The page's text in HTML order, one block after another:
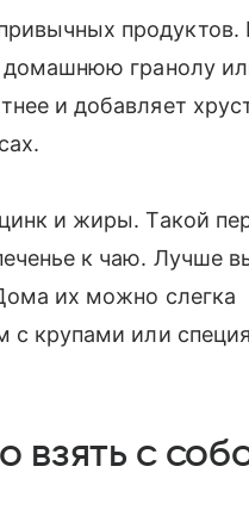
продуктов.
домашнюю гранолу
и добавляет
и жиры. Такой
к чаю. Лучше
их можно слегка
с крупами или
взять с